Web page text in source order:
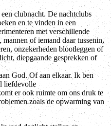
clubnacht. De nachtclubs
en te vinden in een
met verschillende
of iemand daar tussenin,
onzekerheden blootleggen of
diepgaande gesprekken of
God. Of aan elkaar. Ik ben
liefdevolle
er ook ruimte om ons druk te
zoals de opwarming van